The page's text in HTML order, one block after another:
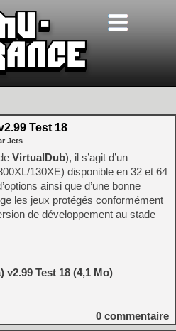
Test 18
Jets
VirtualDub), il s’agit d’un
130XE) disponible en 32 et 64
ainsi que d’une bonne
les jeux protégés conformément
de développement au stade
Test 18 (4,1 Mo)
0 commentaire